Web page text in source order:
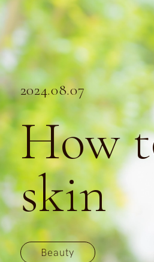
2024.08.07
How
skin
Beauty